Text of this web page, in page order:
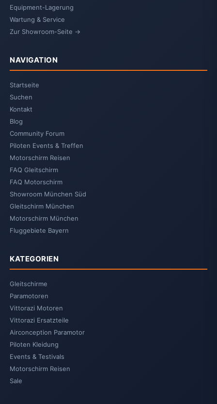
Equipment-Lagerung
Wartung & Service
Zur Showroom-Seite →
NAVIGATION
Startseite
Suchen
Kontakt
Blog
Community Forum
Piloten Events & Treffen
Motorschirm Reisen
FAQ Gleitschirm
FAQ Motorschirm
Showroom München Süd
Gleitschirm München
Motorschirm München
Fluggebiete Bayern
KATEGORIEN
Gleitschirme
Paramotoren
Vittorazi Motoren
Vittorazi Ersatzteile
Airconception Paramotor
Piloten Kleidung
Events & Testivals
Motorschirm Reisen
Sale